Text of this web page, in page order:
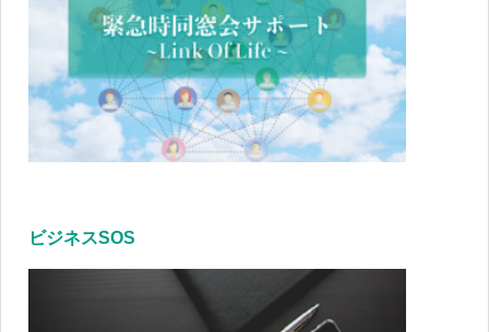
ビジネスSOS